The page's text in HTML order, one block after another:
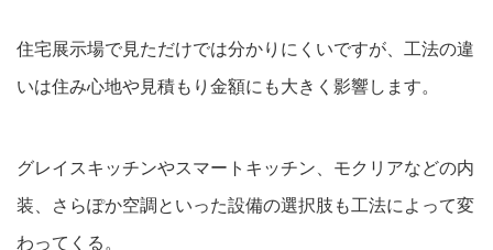
住宅展示場で見ただけでは分かりにくいですが、工法の違
いは住み心地や見積もり金額にも大きく影響します。
グレイスキッチンやスマートキッチン、モクリアなどの内
装、さらぽか空調といった設備の選択肢も工法によって変
わってくる。